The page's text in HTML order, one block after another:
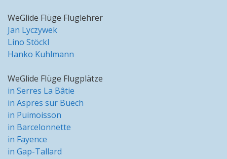
WeGlide Flüge Fluglehrer
Jan Lyczywek
Lino Stöckl
Hanko Kuhlmann
WeGlide Flüge Flugplätze
in Serres La Bâtie
in Aspres sur Buech
in Puimoisson
in Barcelonnette
in Fayence
in Gap-Tallard